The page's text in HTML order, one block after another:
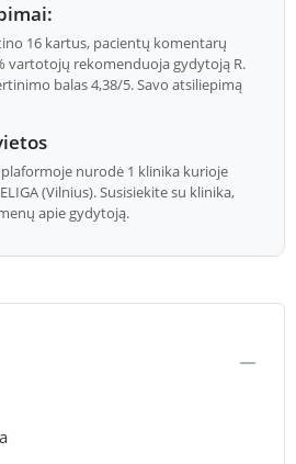
16 kartus, pacientų komentarų
vartotojų rekomenduoja gydytoją R.
balas 4,38/5. Savo atsiliepimą
nurodė 1 klinika kurioje
(Vilnius). Susisiekite su klinika,
apie gydytoją.